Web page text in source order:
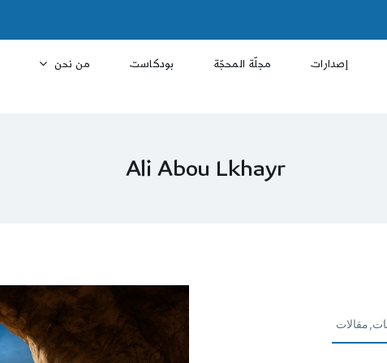
إصدارات مجلّة المحجّة بودكاست من نحن
Ali Abou Lkhayr